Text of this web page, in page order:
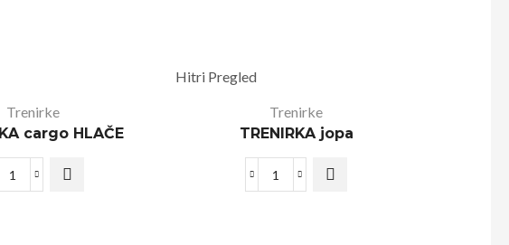
Trenirke
cargo HLAČE
Hitri Pregled
Trenirke
TRENIRKA jopa